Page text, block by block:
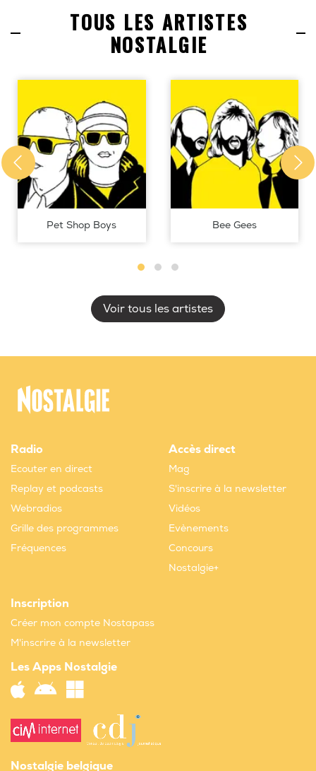
TOUS LES ARTISTES
NOSTALGIE
Pet Shop Boys Bee Gees
Voir tous les artistes
Radio
Ecouter en direct
Replay et podcasts
Webradios
Grille des programmes
Fréquences
Accès direct
Mag
S'inscrire à la newsletter
Vidéos
Evènements
Concours
Nostalgie+
Inscription
Créer mon compte Nostapass
M'inscrire à la newsletter
Les Apps Nostalgie
Nostalgie belgique